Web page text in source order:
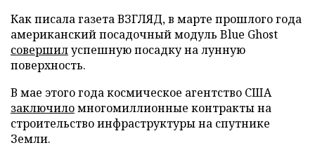
Как писала газета ВЗГЛЯД, в марте прошлого года
американский посадочный модуль Blue Ghost
совершилуспешную посадку на лунную
поверхность.
В мае этого года космическое агентство США
заключиломногомиллионные контракты на
строительство инфраструктуры на спутнике
Земли.